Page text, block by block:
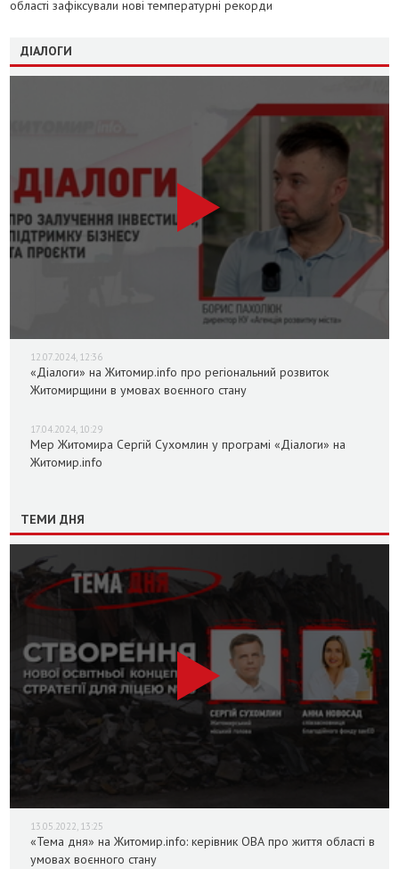
області зафіксували нові температурні рекорди
ДІАЛОГИ
12.07.2024, 12:36
«Діалоги» на Житомир.info про регіональний розвиток
Житомирщини в умовах воєнного стану
17.04.2024, 10:29
Мер Житомира Сергій Сухомлин у програмі «Діалоги» на
Житомир.info
ТЕМИ ДНЯ
13.05.2022, 13:25
«Тема дня» на Житомир.info: керівник ОВА про життя області в
умовах воєнного стану